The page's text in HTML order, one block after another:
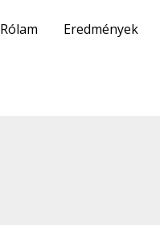
Rólam Eredmények